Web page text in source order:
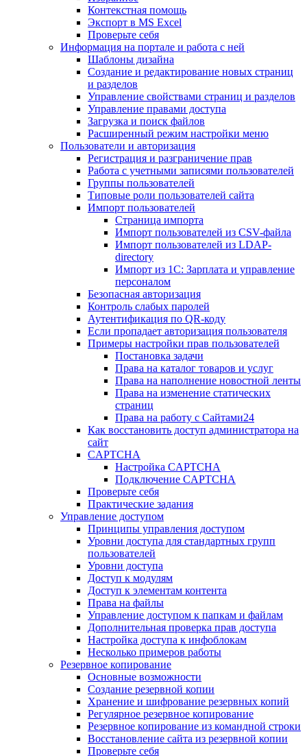
Контекстная помощь
Экспорт в MS Excel
Проверьте себя
Информация на портале и работа с ней
Шаблоны дизайна
Создание и редактирование новых страниц
и разделов
Управление свойствами страниц и разделов
Управление правами доступа
Загрузка и поиск файлов
Расширенный режим настройки меню
Пользователи и авторизация
Регистрация и разграничение прав
Работа с учетными записями пользователей
Группы пользователей
Типовые роли пользователей сайта
Импорт пользователей
Страница импорта
Импорт пользователей из CSV-файла
Импорт пользователей из LDAP-
directory
Импорт из 1С: Зарплата и управление
персоналом
Безопасная авторизация
Контроль слабых паролей
Аутентификация по QR-коду
Если пропадает авторизация пользователя
Примеры настройки прав пользователей
Постановка задачи
Права на каталог товаров и услуг
Права на наполнение новостной ленты
Права на изменение статических
страниц
Права на работу с Сайтами24
Как восстановить доступ администратора на
сайт
CAPTCHA
Настройка CAPTCHA
Подключение CAPTCHA
Проверьте себя
Практические задания
Управление доступом
Принципы управления доступом
Уровни доступа для стандартных групп
пользователей
Уровни доступа
Доступ к модулям
Доступ к элементам контента
Права на файлы
Управление доступом к папкам и файлам
Дополнительная проверка прав доступа
Настройка доступа к инфоблокам
Несколько примеров работы
Резервное копирование
Основные возможности
Создание резервной копии
Хранение и шифрование резервных копий
Регулярное резервное копирование
Резервное копирование из командной строки
Восстановление сайта из резервной копии
Проверьте себя